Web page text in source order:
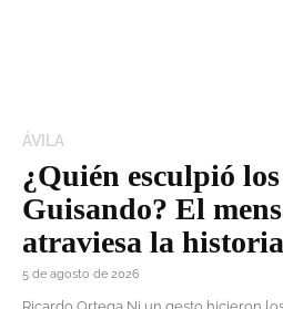
ÁVILA
¿Quién esculpió
Guisando? El
atraviesa la
5 de agosto de 2026